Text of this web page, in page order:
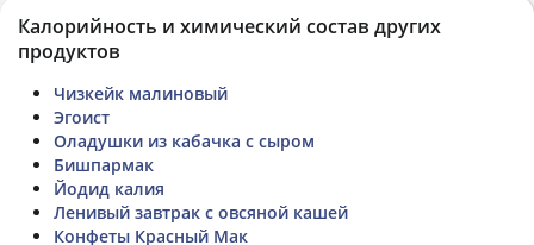
Калорийность и химический состав других
продуктов
Чизкейк малиновый
Эгоист
Оладушки из кабачка с сыром
Бишпармак
Йодид калия
Ленивый завтрак с овсяной кашей
Конфеты Красный Мак